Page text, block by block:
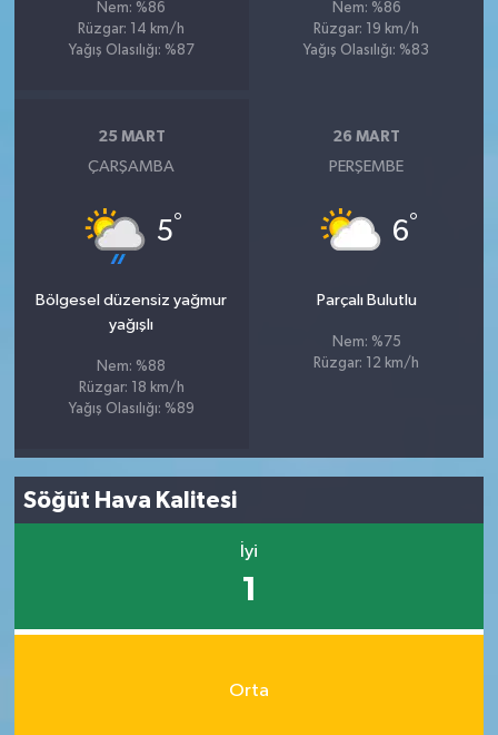
Nem: %86
Rüzgar: 14 km/h
Yağış Olasılığı: %87
Nem: %86
Rüzgar: 19 km/h
Yağış Olasılığı: %83
25 MART
ÇARŞAMBA
5°
Bölgesel düzensiz yağmur
yağışlı
Nem: %88
Rüzgar: 18 km/h
Yağış Olasılığı: %89
26 MART
PERŞEMBE
6°
Parçalı Bulutlu
Nem: %75
Rüzgar: 12 km/h
Söğüt Hava Kalitesi
İyi
1
Orta